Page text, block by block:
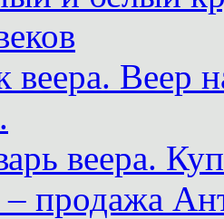
веера. Веер
веера.
– продажа